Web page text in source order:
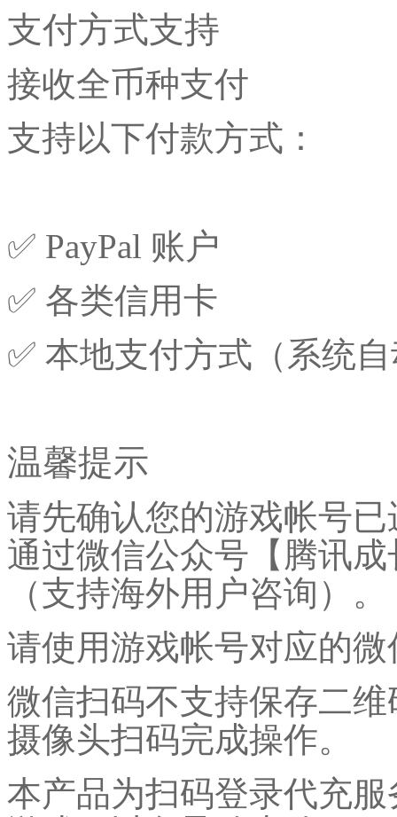
支付方式支持
接收全币种支付
支持以下付款方式：
✅ PayPal 账户
✅ 各类信用卡
✅ 本地支付方式（系统
温馨提示
请先确认您的游戏帐号
通过微信公众号【腾讯
（支持海外用户咨询）。
请使用游戏帐号对应的微
微信扫码不支持保存二
摄像头扫码完成操作。
本产品为扫码登录代充